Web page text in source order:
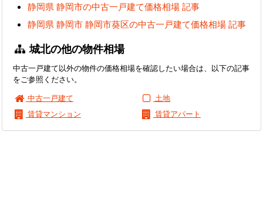
静岡県 静岡市の中古一戸建て価格相場 記事
静岡県 静岡市 静岡市葵区の中古一戸建て価格相場 記事
城北の他の物件相場
中古一戸建て以外の物件の価格相場を確認したい場合は、以下の記事
をご参照ください。
中古一戸建て
土地
賃貸マンション
賃貸アパート